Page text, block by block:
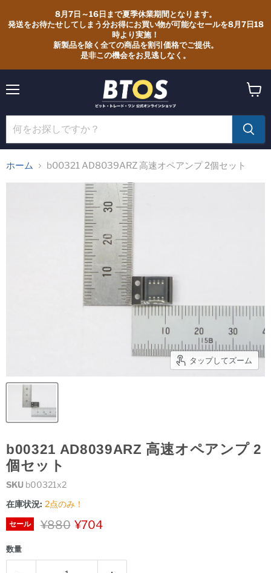
8月7日～16日まで夏季休業期間となります。
発送をお待たせしてしまう分お得にお買い物が可能なセールを8月7日18
時より実施！
新製品を除く全ての商品を割引価格でご提供。
是非この機会をお見逃しなく。
ュ
ー
を
る
ホーム b00321 AD8039ARZ 高速オペアンプ 2個セット
タップしてズーム
b00321 AD8039ARZ 高速オペアンプ 2
個セット
SKU b00321x2
在庫状況: 2点のみ！
セール 元の価格
¥880 現在の価格
¥704
数量